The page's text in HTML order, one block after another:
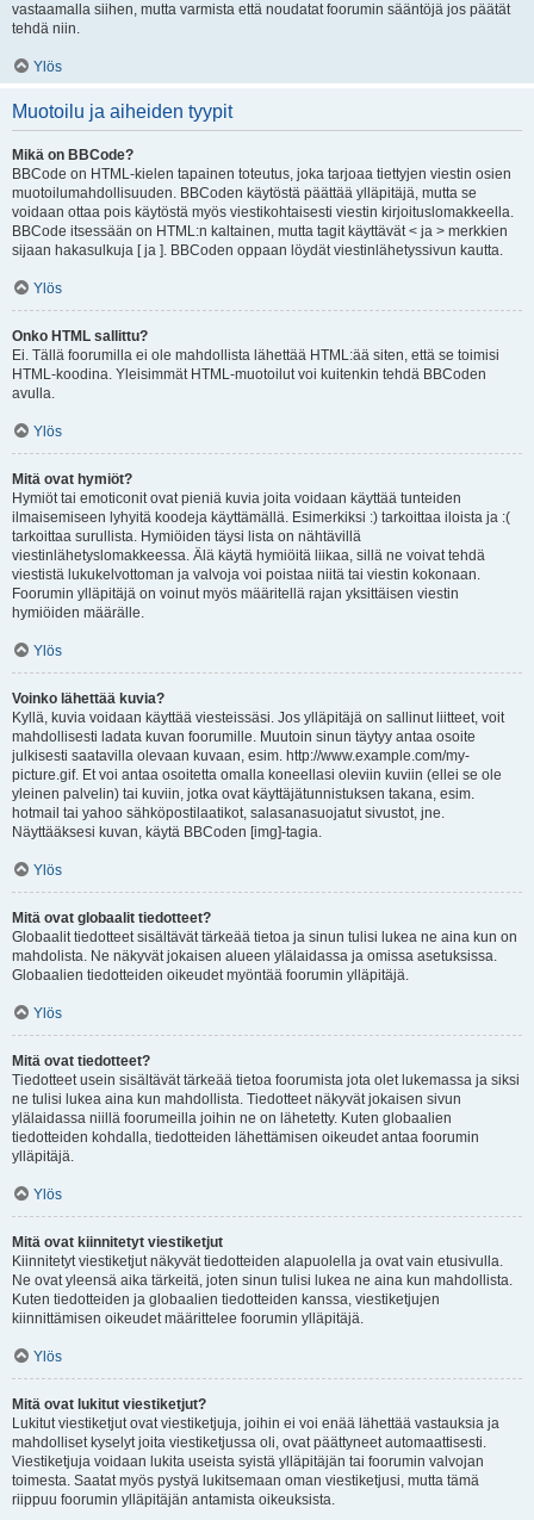
vastaamalla siihen, mutta varmista että noudatat foorumin sääntöjä jos päätät
tehdä niin.
Ylös
Muotoilu ja aiheiden tyypit
Mikä on BBCode?
BBCode on HTML-kielen tapainen toteutus, joka tarjoaa tiettyjen viestin osien
muotoilumahdollisuuden. BBCoden käytöstä päättää ylläpitäjä, mutta se
voidaan ottaa pois käytöstä myös viestikohtaisesti viestin kirjoituslomakkeella.
BBCode itsessään on HTML:n kaltainen, mutta tagit käyttävät < ja > merkkien
sijaan hakasulkuja [ ja ]. BBCoden oppaan löydät viestinlähetyssivun kautta.
Ylös
Onko HTML sallittu?
Ei. Tällä foorumilla ei ole mahdollista lähettää HTML:ää siten, että se toimisi
HTML-koodina. Yleisimmät HTML-muotoilut voi kuitenkin tehdä BBCoden
avulla.
Ylös
Mitä ovat hymiöt?
Hymiöt tai emoticonit ovat pieniä kuvia joita voidaan käyttää tunteiden
ilmaisemiseen lyhyitä koodeja käyttämällä. Esimerkiksi :) tarkoittaa iloista ja :(
tarkoittaa surullista. Hymiöiden täysi lista on nähtävillä
viestinlähetyslomakkeessa. Älä käytä hymiöitä liikaa, sillä ne voivat tehdä
viestistä lukukelvottoman ja valvoja voi poistaa niitä tai viestin kokonaan.
Foorumin ylläpitäjä on voinut myös määritellä rajan yksittäisen viestin
hymiöiden määrälle.
Ylös
Voinko lähettää kuvia?
Kyllä, kuvia voidaan käyttää viesteissäsi. Jos ylläpitäjä on sallinut liitteet, voit
mahdollisesti ladata kuvan foorumille. Muutoin sinun täytyy antaa osoite
julkisesti saatavilla olevaan kuvaan, esim. http://www.example.com/my-
picture.gif. Et voi antaa osoitetta omalla koneellasi oleviin kuviin (ellei se ole
yleinen palvelin) tai kuviin, jotka ovat käyttäjätunnistuksen takana, esim.
hotmail tai yahoo sähköpostilaatikot, salasanasuojatut sivustot, jne.
Näyttääksesi kuvan, käytä BBCoden [img]-tagia.
Ylös
Mitä ovat globaalit tiedotteet?
Globaalit tiedotteet sisältävät tärkeää tietoa ja sinun tulisi lukea ne aina kun on
mahdolista. Ne näkyvät jokaisen alueen ylälaidassa ja omissa asetuksissa.
Globaalien tiedotteiden oikeudet myöntää foorumin ylläpitäjä.
Ylös
Mitä ovat tiedotteet?
Tiedotteet usein sisältävät tärkeää tietoa foorumista jota olet lukemassa ja siksi
ne tulisi lukea aina kun mahdollista. Tiedotteet näkyvät jokaisen sivun
ylälaidassa niillä foorumeilla joihin ne on lähetetty. Kuten globaalien
tiedotteiden kohdalla, tiedotteiden lähettämisen oikeudet antaa foorumin
ylläpitäjä.
Ylös
Mitä ovat kiinnitetyt viestiketjut
Kiinnitetyt viestiketjut näkyvät tiedotteiden alapuolella ja ovat vain etusivulla.
Ne ovat yleensä aika tärkeitä, joten sinun tulisi lukea ne aina kun mahdollista.
Kuten tiedotteiden ja globaalien tiedotteiden kanssa, viestiketjujen
kiinnittämisen oikeudet määrittelee foorumin ylläpitäjä.
Ylös
Mitä ovat lukitut viestiketjut?
Lukitut viestiketjut ovat viestiketjuja, joihin ei voi enää lähettää vastauksia ja
mahdolliset kyselyt joita viestiketjussa oli, ovat päättyneet automaattisesti.
Viestiketjuja voidaan lukita useista syistä ylläpitäjän tai foorumin valvojan
toimesta. Saatat myös pystyä lukitsemaan oman viestiketjusi, mutta tämä
riippuu foorumin ylläpitäjän antamista oikeuksista.